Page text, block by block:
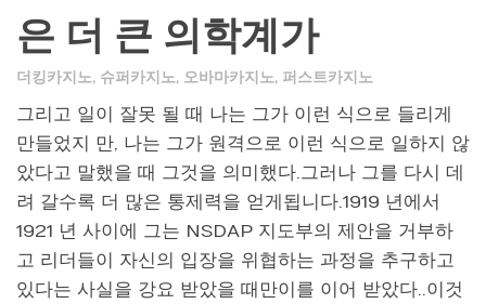
은 더 큰 의학계가
더킹카지노, 슈퍼카지노, 오바마카지노, 퍼스트카지노
그리고 일이 잘못 될 때 나는 그가 이런 식으로 들리게
만들었지 만, 나는 그가 원격으로 이런 식으로 일하지 않
았다고 말했을 때 그것을 의미했다.그러나 그를 다시 데
려 갈수록 더 많은 통제력을 얻게됩니다.1919 년에서
1921 년 사이에 그는 NSDAP 지도부의 제안을 거부하
고 리더들이 자신의 입장을 위협하는 과정을 추구하고
있다는 사실을 강요 받았을 때만이를 이어 받았다..이것